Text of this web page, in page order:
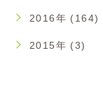
2016年 (164)
2015年 (3)